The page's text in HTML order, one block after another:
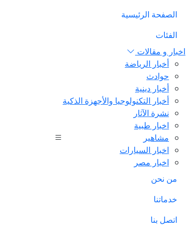
الصفحة الرئيسية
الفئات
اخبار و مقالات
أخبار الرياضة
حوادث
أخبار دينية
أخبار التكنولوجيا والأجهزة الذكية
نشرة الآثار
اخبار طبية
مشاهير
اخبار السيارات
اخبار مصر
من نحن
خدماتنا
اتصل بنا